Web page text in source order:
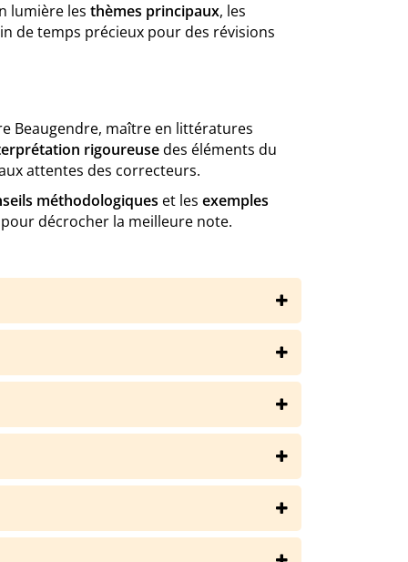
lumière les thèmes principaux, les
de temps précieux pour des révisions
Beaugendre, maître en littératures
rigoureusedes éléments du
attentes des correcteurs.
méthodologiques et les exemples
décrocher la meilleure note.